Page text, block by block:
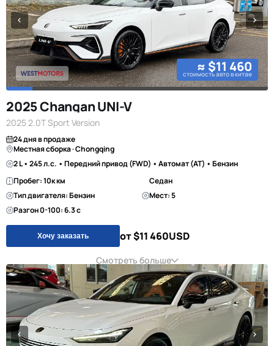
≈ $11 460
стоимость авто в китае
2025 Changan UNI-V
2025 2.0T Sport Version
24 дня в продаже
Местная сборка · Chongqing
2 L • 245 л.с. • Передний привод (FWD) • Автомат (AT) • Бензин
Пробег: 10к км
Седан
Тип двигателя: Бензин
Мест: 5
Разгон 0-100: 6.3 с
Хочу заказать от $11 460USD
Смотреть больше